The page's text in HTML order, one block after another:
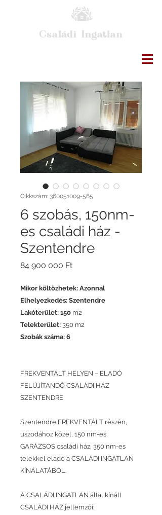
Cikkszám: 360051009-565
6 szobás, 150nm-
es családi ház -
Szentendre
84 900 000 FtÁr
Mikor költözhetek: Azonnal
Elhelyezkedés: Szentendre
Lakóterület: 150 m2
Telekterület: 350 m2
Szobák száma: 6
FREKVENTÁLT HELYEN – ELADÓ
FELÚJÍTANDÓ CSALÁDI HÁZ
SZENTENDRE
Szentendre FREKVENTÁLT részén,
uszodához közel, 150 nm-es,
GARÁZSOS családi ház, 350 nm-es
telekkel eladó a CSALÁDI INGATLAN
KÍNÁLATÁBÓL.
A CSALÁDI INGATLAN által kínált
CSALÁDI HÁZ jellemzői: